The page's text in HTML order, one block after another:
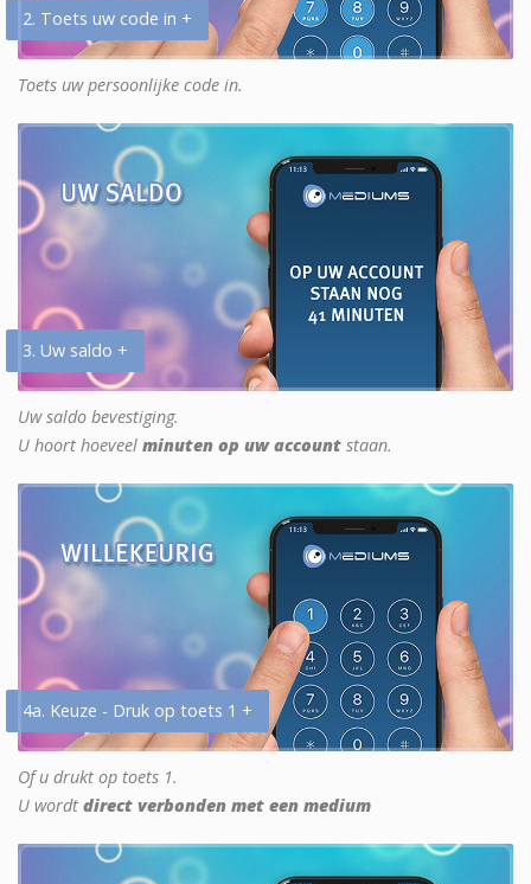
2. Toets uw code in +
Toets uw persoonlijke code in.
3. Uw saldo +
Uw saldo bevestiging.
U hoort hoeveel minuten op uw account staan.
4a. Keuze - Druk op toets 1 +
Of u drukt op toets 1.
U wordt direct verbonden met een medium